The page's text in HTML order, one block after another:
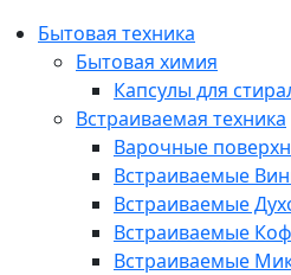
Бытовая техника
Бытовая химия
Капсулы для
Встраиваемая техника
Варочные
Встраиваемые
Встраиваемые
Встраиваемые
Встраиваемые